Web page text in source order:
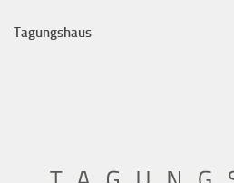
Tagungshaus